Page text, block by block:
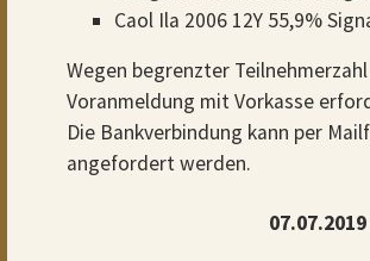
Caol Ila 2006 12Y 55,9%
Wegen begrenzter
Voranmeldung mit Vorkasse
Die Bankverbindung kann per
angefordert werden.